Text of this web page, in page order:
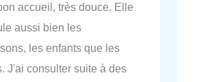
accueil, très douce. Elle
aussi bien les
les enfants que les
J'ai consulter suite à des